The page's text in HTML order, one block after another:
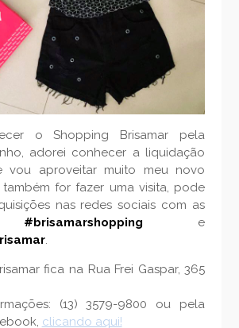
o Shopping Brisamar pela
adorei conhecer a liquidação
vou aproveitar muito meu novo
for fazer uma visita, pode
nas redes sociais com as
#brisamarshopping e
.
fica na Rua Frei Gaspar, 365
(13) 3579-9800 ou pela
clicando aqui!